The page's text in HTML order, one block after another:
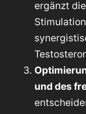
ergänzt
und des